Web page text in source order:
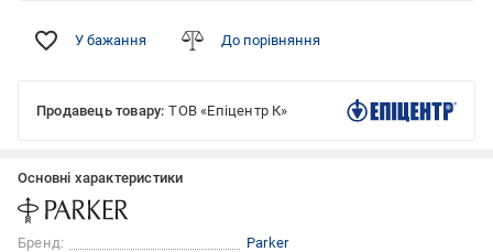
У бажання До порівняння
Продавець товару: ТОВ «Епіцентр К»
Основні характеристики
Бренд:
Parker